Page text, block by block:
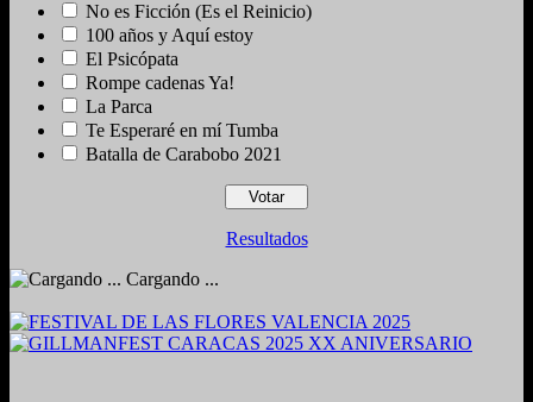
No es Ficción (Es el Reinicio)
100 años y Aquí estoy
El Psicópata
Rompe cadenas Ya!
La Parca
Te Esperaré en mí Tumba
Batalla de Carabobo 2021
Resultados
Cargando ...